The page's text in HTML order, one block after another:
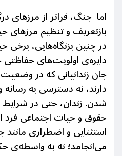
اما جنگ، فراتر از مرزهای
بازتعریف و تنظیم مرزهای
در چنینبزنگاه‌هایی، برخی
دایره‌ی اولویت‌های
جان زندانیانی که در
دارند، نه دسترسی به
شدن. زندان، حتی در
حقوق و حیاتاجتماعی
استثنایی و اضطراری
می‌انجامد؛ نه به واسطه‌ی